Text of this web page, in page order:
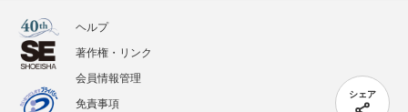
シェア
ヘルプ
著作権・リンク
会員情報管理
免責事項